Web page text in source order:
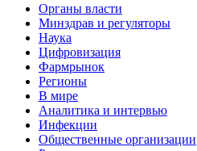
Органы власти
Минздрав и регуляторы
Наука
Цифровизация
Фармрынок
Регионы
В мире
Аналитика и интервью
Инфекции
Общественные организации